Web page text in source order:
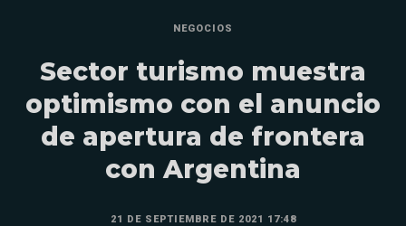
NEGOCIOS
Sector turismo muestra
optimismo con el anuncio
de apertura de frontera
con Argentina
21 DE SEPTIEMBRE DE 2021 17:48